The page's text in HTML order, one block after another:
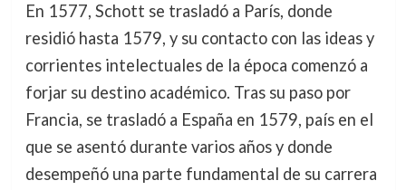
En 1577, Schott se trasladó a París, donde
residió hasta 1579, y su contacto con las ideas y
corrientes intelectuales de la época comenzó a
forjar su destino académico. Tras su paso por
Francia, se trasladó a España en 1579, país en el
que se asentó durante varios años y donde
desempeñó una parte fundamental de su carrera